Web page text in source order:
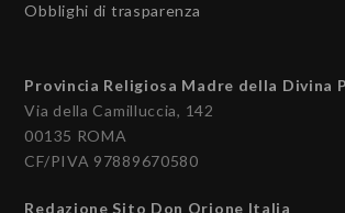
Obblighi di trasparenza
Provincia Religiosa Madre della Divina
Via della Camilluccia, 142
00135 ROMA
CF/PIVA 97889670580
Redazione Sito Don Orione Italia